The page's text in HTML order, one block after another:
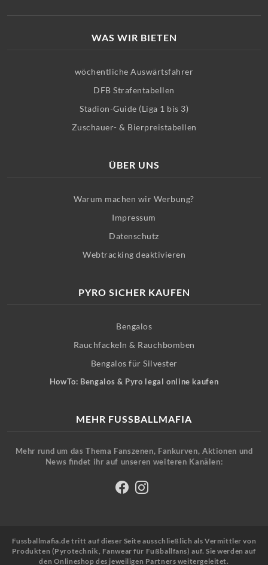
WAS WIR BIETEN
wöchentliche Auswärtsfahrer
DFB Strafentabellen
Stadion-Guide (Liga 1 bis 3)
Zuschauer- & Bierpreistabellen
ÜBER UNS
Warum machen wir Werbung?
Impressum
Datenschutz
Webtracking deaktivieren
PYRO SICHER KAUFEN
Bengalos
Rauchfackeln & Rauchbomben
Bengalos für Silvester
HowTo: Bengalos & Pyro legal online kaufen
MEHR FUSSBALLMAFIA
Mehr rund um das Thema Fanszenen, Fankurven, Aktionen und
News findet ihr auf unseren weiteren Kanälen:
Fussballmafia.de tritt auf dieser Seite ausschließlich als Vermittler von
Produkten (Pyrotechnik, Fanwear für Fußballfans) auf. Sie werden auf
den Onlineshop des jeweiligen Partners weitergeleitet.